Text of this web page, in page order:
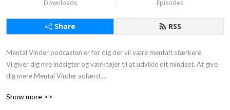
Downloads Episodes
Share RSS
Mental Vinder podcasten er for dig der vil være mentalt stærkere.
Vi giver dig nye indsigter og værktøjer til at udvikle dit mindset. At give
dig mere Mental Vinder adfærd.
dag.
Show more >>